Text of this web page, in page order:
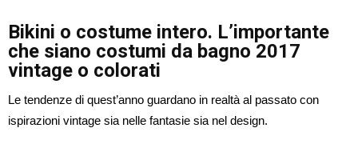
Bikini o costume intero. L’importante
che siano costumi da bagno 2017
vintage o colorati
Le tendenze di quest’anno guardano in realtà al passato con
ispirazioni vintage sia nelle fantasie sia nel design.